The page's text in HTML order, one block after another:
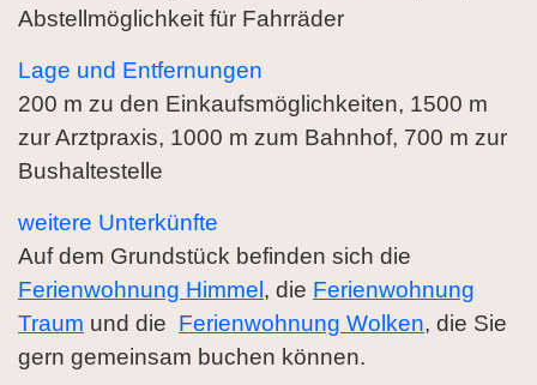
Abstellmöglichkeit für Fahrräder
Lage und Entfernungen
200 m zu den Einkaufsmöglichkeiten, 1500 m
zur Arztpraxis, 1000 m zum Bahnhof, 700 m zur
Bushaltestelle
weitere Unterkünfte
Auf dem Grundstück befinden sich die
Ferienwohnung Himmel , die Ferienwohnung
Traum und die Ferienwohnung Wolken, die Sie
gern gemeinsam buchen können.